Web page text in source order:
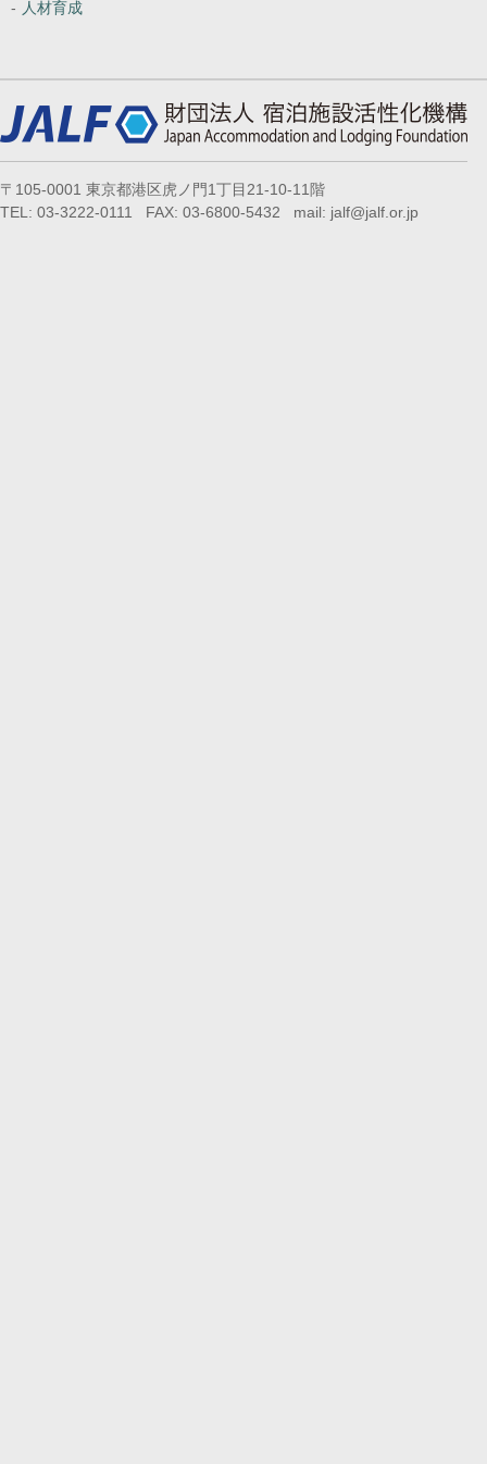
人材育成
〒105-0001 東京都港区虎ノ門1丁目21-10-11階
TEL: 03-3222-0111 FAX: 03-6800-5432 mail: jalf@jalf.or.jp